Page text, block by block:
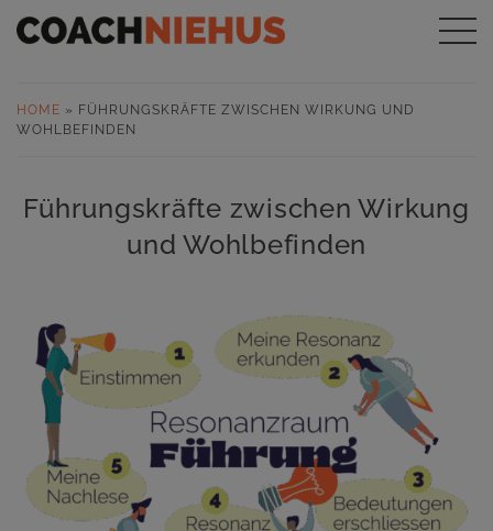
HOME » FÜHRUNGSKRÄFTE ZWISCHEN WIRKUNG UND
WOHLBEFINDEN
Führungskräfte zwischen Wirkung
und Wohlbefinden